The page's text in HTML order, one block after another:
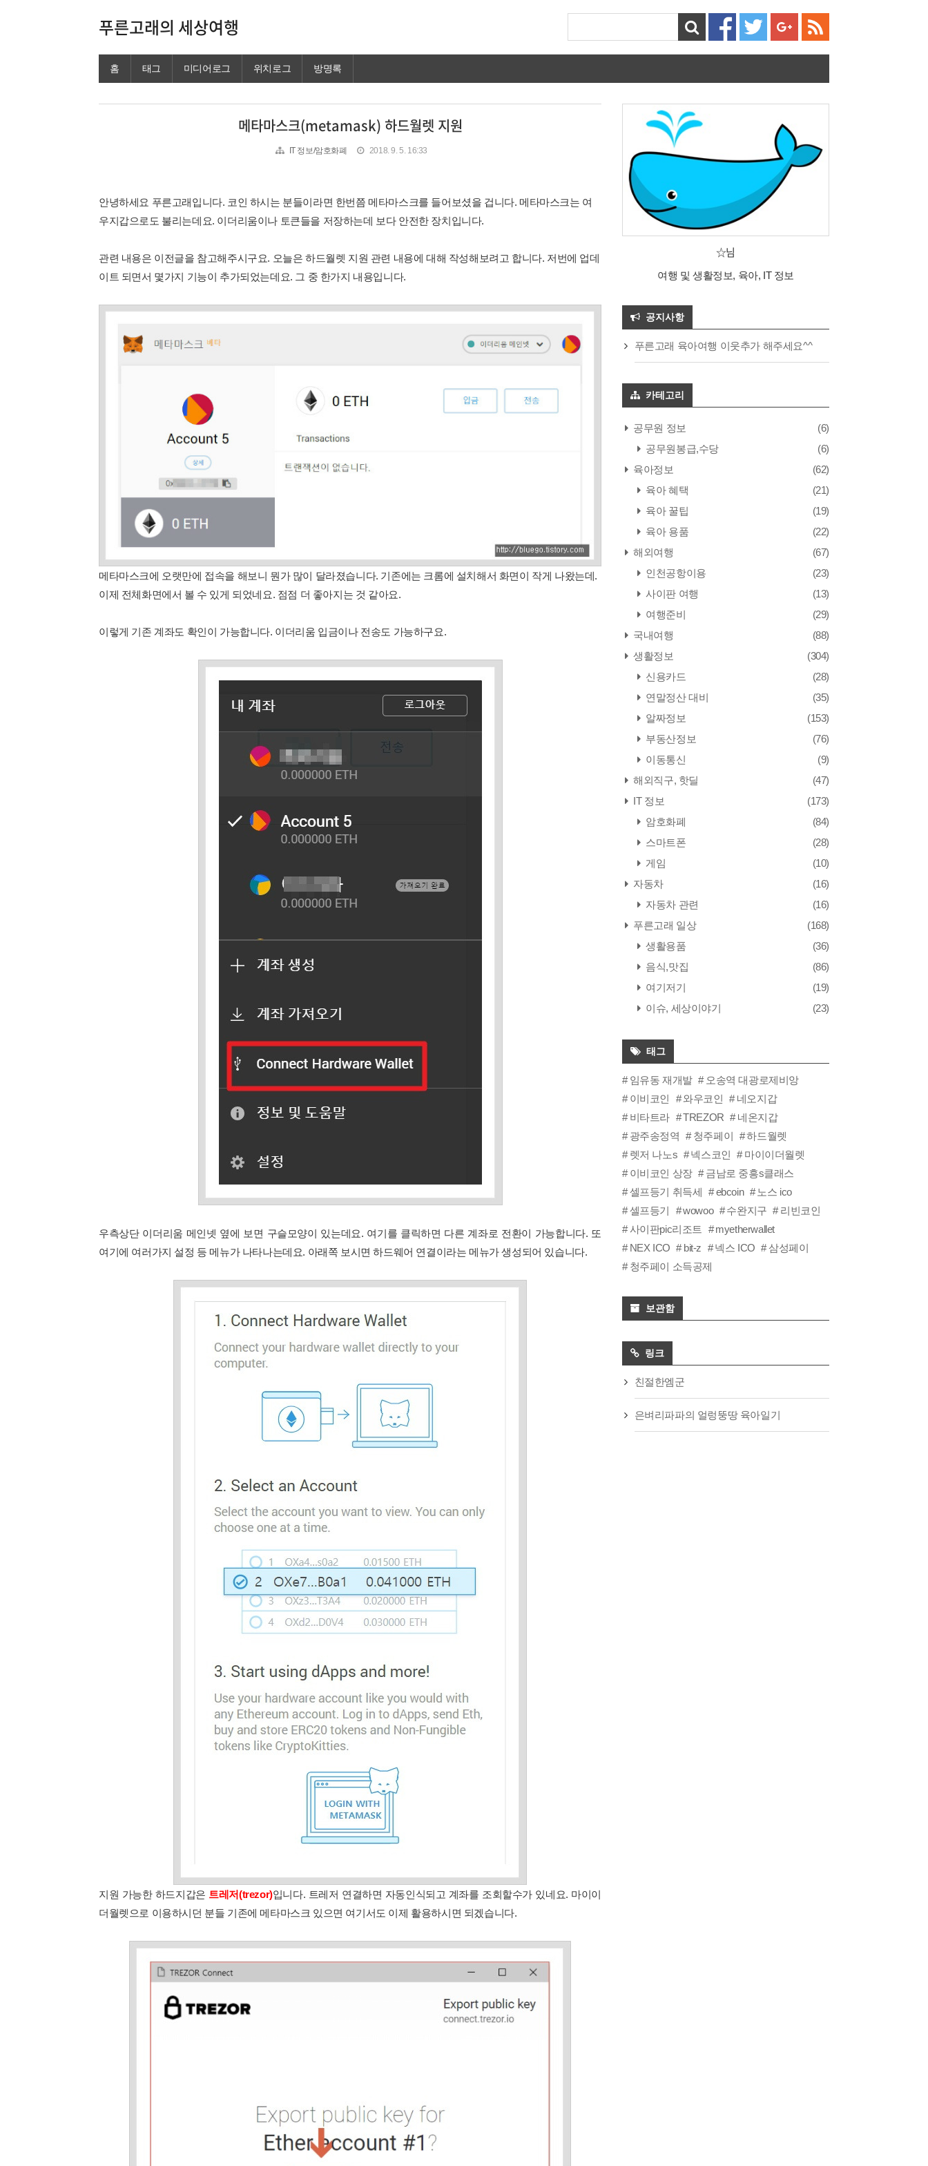
푸른고래의 세상여행
홈 태그 미디어로그 위치로그 방명록
메타마스크(metamask) 하드월렛 지원
IT 정보/암호화폐 2018. 9. 5. 16:33
안녕하세요 푸른고래입니다. 코인 하시는 분들이라면 한번쯤 메타마스크를 들어보셨을 겁니다. 메타마스크는 여
우지갑으로도 불리는데요. 이더리움이나 토큰들을 저장하는데 보다 안전한 장치입니다.
관련 내용은 이전글을 참고해주시구요. 오늘은 하드월렛 지원 관련 내용에 대해 작성해보려고 합니다. 저번에 업데
이트 되면서 몇가지 기능이 추가되었는데요. 그 중 한가지 내용입니다.
메타마스크에 오랫만에 접속을 해보니 뭔가 많이 달라졌습니다. 기존에는 크롬에 설치해서 화면이 작게 나왔는데.
이제 전체화면에서 볼 수 있게 되었네요. 점점 더 좋아지는 것 같아요.
이렇게 기존 계좌도 확인이 가능합니다. 이더리움 입금이나 전송도 가능하구요.
우측상단 이더리움 메인넷 옆에 보면 구슬모양이 있는데요. 여기를 클릭하면 다른 계좌로 전환이 가능합니다. 또
여기에 여러가지 설정 등 메뉴가 나타나는데요. 아래쪽 보시면 하드웨어 연결이라는 메뉴가 생성되어 있습니다.
지원 가능한 하드지갑은 트레저(trezor)입니다. 트레저 연결하면 자동인식되고 계좌를 조회할수가 있네요. 마이이
더월렛으로 이용하시던 분들 기존에 메타마스크 있으면 여기서도 이제 활용하시면 되겠습니다.
☆님
여행 및 생활정보, 육아, IT 정보
공지사항
푸른고래 육아여행 이웃추가 해주세요^^
카테고리
공무원 정보
(6)
공무원봉급,수당
(6)
육아정보
(62)
육아 혜택
(21)
육아 꿀팁
(19)
육아 용품
(22)
해외여행
(67)
인천공항이용
(23)
사이판 여행
(13)
여행준비
(29)
국내여행
(88)
생활정보
(304)
신용카드
(28)
연말정산 대비
(35)
알짜정보
(153)
부동산정보
(76)
이동통신
(9)
해외직구, 핫딜
(47)
IT 정보
(173)
암호화폐
(84)
스마트폰
(28)
게임
(10)
자동차
(16)
자동차 관련
(16)
푸른고래 일상
(168)
생활용품
(36)
음식,맛집
(86)
여기저기
(19)
이슈, 세상이야기
(23)
태그
임유동 재개발
오송역 대광로제비앙
이비코인
와우코인
네오지갑
비타트라
TREZOR
네온지갑
광주송정역
청주페이
하드월렛
렛저 나노s
넥스코인
마이이더월렛
이비코인 상장
금남로 중흥s클래스
셀프등기 취득세
ebcoin
노스 ico
셀프등기
wowoo 수완지구
리빈코인
사이판pic리조트
myetherwallet
NEX ICO
bit-z 넥스 ICO
삼성페이
청주페이 소득공제
보관함
링크
친절한엠군
은벼리파파의 얼렁뚱땅 육아일기